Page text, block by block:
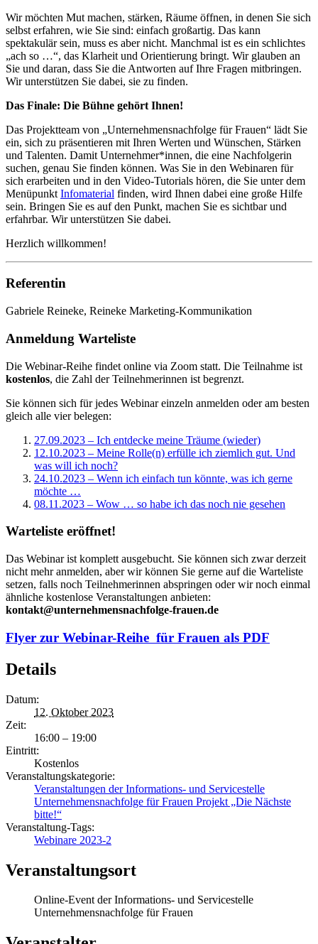
Wir möchten Mut machen, stärken, Räume öffnen, in denen Sie sich
selbst erfahren, wie Sie sind: einfach großartig. Das kann
spektakulär sein, muss es aber nicht. Manchmal ist es ein schlichtes
„ach so …“, das Klarheit und Orientierung bringt. Wir glauben an
Sie und daran, dass Sie die Antworten auf Ihre Fragen mitbringen.
Wir unterstützen Sie dabei, sie zu finden.
Das Finale: Die Bühne gehört Ihnen!
Das Projektteam von „Unternehmensnachfolge für Frauen“ lädt Sie
ein, sich zu präsentieren mit Ihren Werten und Wünschen, Stärken
und Talenten. Damit Unternehmer*innen, die eine Nachfolgerin
suchen, genau Sie finden können. Was Sie in den Webinaren für
sich erarbeiten und in den Video-Tutorials hören, die Sie unter dem
Menüpunkt Infomaterial finden, wird Ihnen dabei eine große Hilfe
sein. Bringen Sie es auf den Punkt, machen Sie es sichtbar und
erfahrbar. Wir unterstützen Sie dabei.
Herzlich willkommen!
Referentin
Gabriele Reineke, Reineke Marketing-Kommunikation
Anmeldung Warteliste
Die Webinar-Reihe findet online via Zoom statt. Die Teilnahme ist
kostenlos, die Zahl der Teilnehmerinnen ist begrenzt.
Sie können sich für jedes Webinar einzeln anmelden oder am besten
gleich alle vier belegen:
27.09.2023 – Ich entdecke meine Träume (wieder)
12.10.2023 – Meine Rolle(n) erfülle ich ziemlich gut. Und
was will ich noch?
24.10.2023 – Wenn ich einfach tun könnte, was ich gerne
möchte …
08.11.2023 – Wow … so habe ich das noch nie gesehen
Warteliste eröffnet!
Das Webinar ist komplett ausgebucht. Sie können sich zwar derzeit
nicht mehr anmelden, aber wir können Sie gerne auf die Warteliste
setzen, falls noch Teilnehmerinnen abspringen oder wir noch einmal
ähnliche kostenlose Veranstaltungen anbieten:
kontakt@unternehmensnachfolge-frauen.de
Flyer zur Webinar-Reihe für Frauen als PDF
Details
Datum:
12. Oktober 2023
Zeit:
16:00 – 19:00
Eintritt:
Kostenlos
Veranstaltungskategorie:
Veranstaltungen der Informations- und Servicestelle
Unternehmensnachfolge für Frauen Projekt „Die Nächste
bitte!“
Veranstaltung-Tags:
Webinare 2023-2
Veranstaltungsort
Online-Event der Informations- und Servicestelle
Unternehmensnachfolge für Frauen